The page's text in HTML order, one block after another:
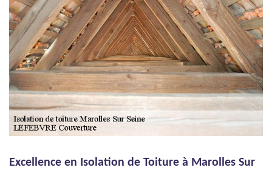
Excellence en Isolation de Toiture à Marolles Sur